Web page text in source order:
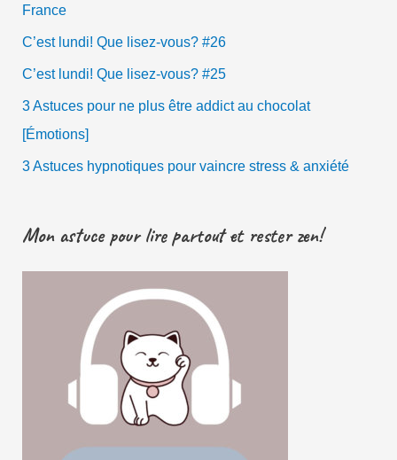
France
C’est lundi! Que lisez-vous? #26
C’est lundi! Que lisez-vous? #25
3 Astuces pour ne plus être addict au chocolat
[Émotions]
3 Astuces hypnotiques pour vaincre stress & anxiété
Mon astuce pour lire partout et rester zen!